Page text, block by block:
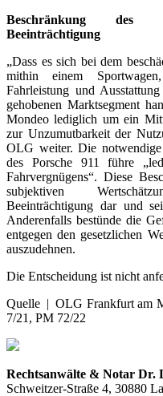
Beschränkung des
Beeinträchtigung
„Dass es sich bei dem
mithin einem
Fahrleistung und
gehobenen Marktsegment
Mondeo lediglich um ein
zur Unzumutbarkeit der
OLG weiter. Die
des Porsche 911 führe
Fahrvergnügens“. Diese
subjektiven
Beeinträchtigung dar und
Anderenfalls bestünde die
entgegen den gesetzlichen
auszudehnen.
Die Entscheidung ist nicht
Quelle | OLG Frankfurt am
7/21, PM 72/22
Rechtsanwälte & Notar Dr.
Schweitzer-Straße 4, 30880